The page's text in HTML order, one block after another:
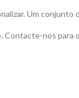
Um
Contacte-nos